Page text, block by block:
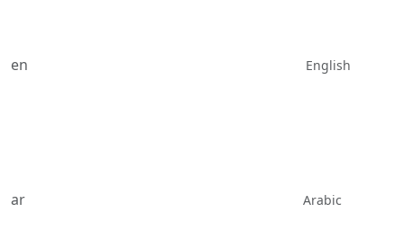
en English
ar Arabic